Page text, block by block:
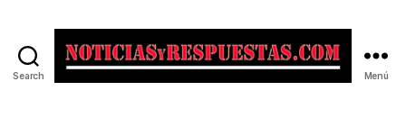
Search Menú